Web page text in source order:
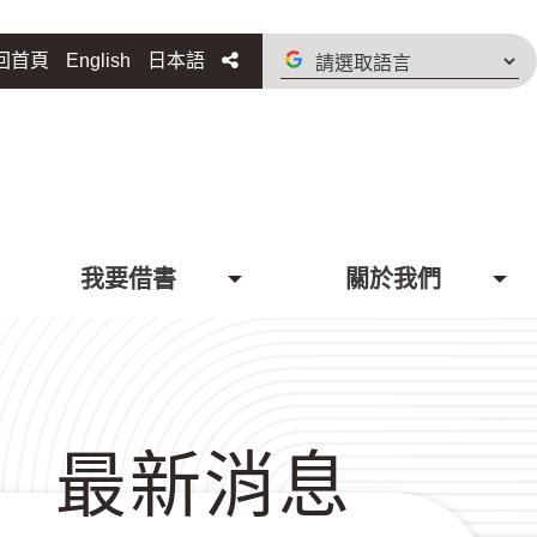
首頁 English 日本語 分享
請
選
我要借書 關於我們
最新消息